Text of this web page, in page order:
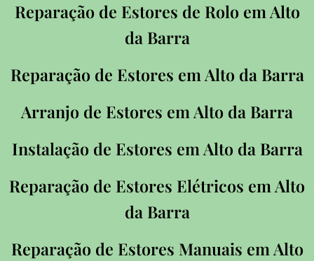
Reparação de Estores de Rolo em Alto
da Barra
Reparação de Estores em Alto da Barra
Arranjo de Estores em Alto da Barra
Instalação de Estores em Alto da Barra
Reparação de Estores Elétricos em Alto
da Barra
Reparação de Estores Manuais em Alto